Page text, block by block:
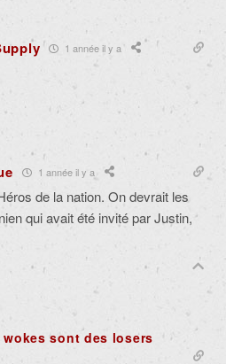
1 année il y a
1 année il y a
de la nation. On devrait les
qui avait été invité par Justin,
sont des losers